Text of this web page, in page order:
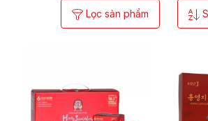
Lọc sản phẩm